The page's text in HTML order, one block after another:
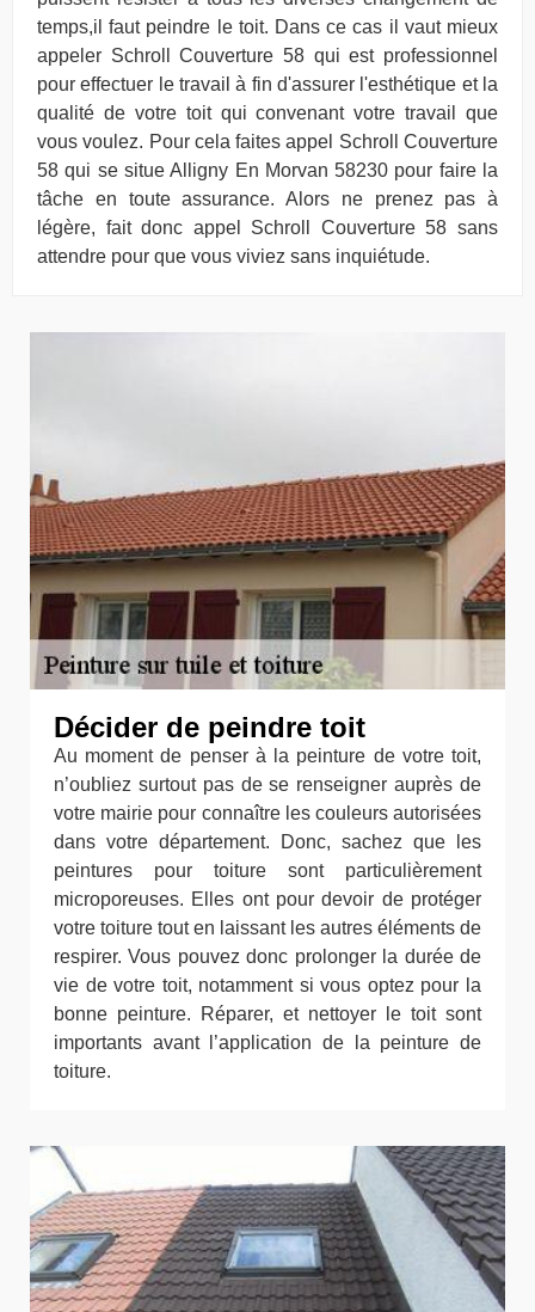
temps,il faut peindre le toit. Dans ce cas il vaut mieux
appeler Schroll Couverture 58 qui est professionnel
pour effectuer le travail à fin d'assurer l'esthétique et la
qualité de votre toit qui convenant votre travail que
vous voulez. Pour cela faites appel Schroll Couverture
58 qui se situe Alligny En Morvan 58230 pour faire la
tâche en toute assurance. Alors ne prenez pas à
légère, fait donc appel Schroll Couverture 58 sans
attendre pour que vous viviez sans inquiétude.
Décider de peindre toit
Au moment de penser à la peinture de votre toit,
n’oubliez surtout pas de se renseigner auprès de
votre mairie pour connaître les couleurs autorisées
dans votre département. Donc, sachez que les
peintures pour toiture sont particulièrement
microporeuses. Elles ont pour devoir de protéger
votre toiture tout en laissant les autres éléments de
respirer. Vous pouvez donc prolonger la durée de
vie de votre toit, notamment si vous optez pour la
bonne peinture. Réparer, et nettoyer le toit sont
importants avant l’application de la peinture de
toiture.